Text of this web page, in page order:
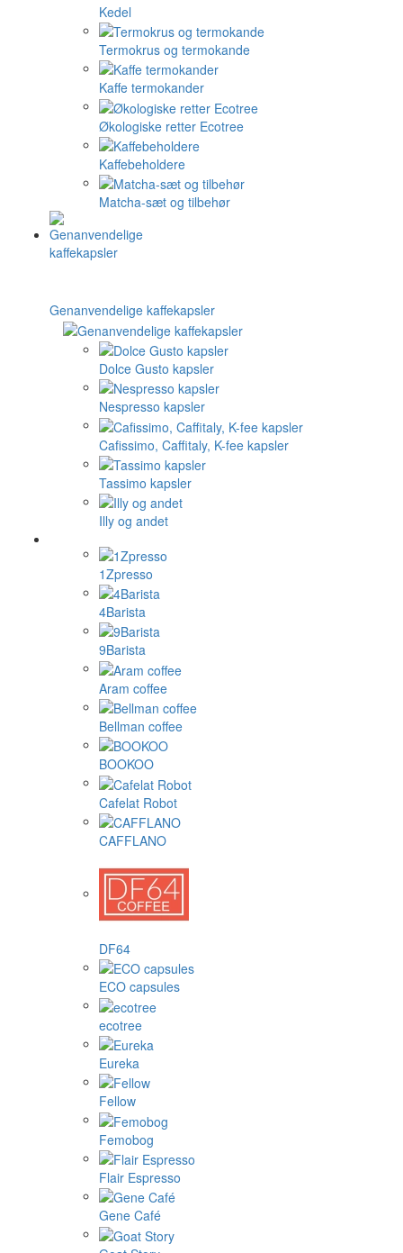
Kedel
Termokrus og termokande
Kaffe termokander
Økologiske retter Ecotree
Kaffebeholdere
Matcha-sæt og tilbehør
Genanvendelige kaffekapsler
Dolce Gusto kapsler
Nespresso kapsler
Cafissimo, Caffitaly, K-fee kapsler
Tassimo kapsler
Illy og andet
1Zpresso
4Barista
9Barista
Aram coffee
Bellman coffee
BOOKOO
Cafelat Robot
CAFFLANO
DF64
ECO capsules
ecotree
Eureka
Fellow
Femobog
Flair Espresso
Gene Café